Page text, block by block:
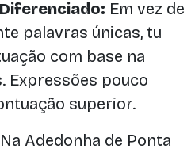
Em vez de
palavras únicas, tu
com base na
Expressões pouco
superior.
Na Adedonha de Ponta